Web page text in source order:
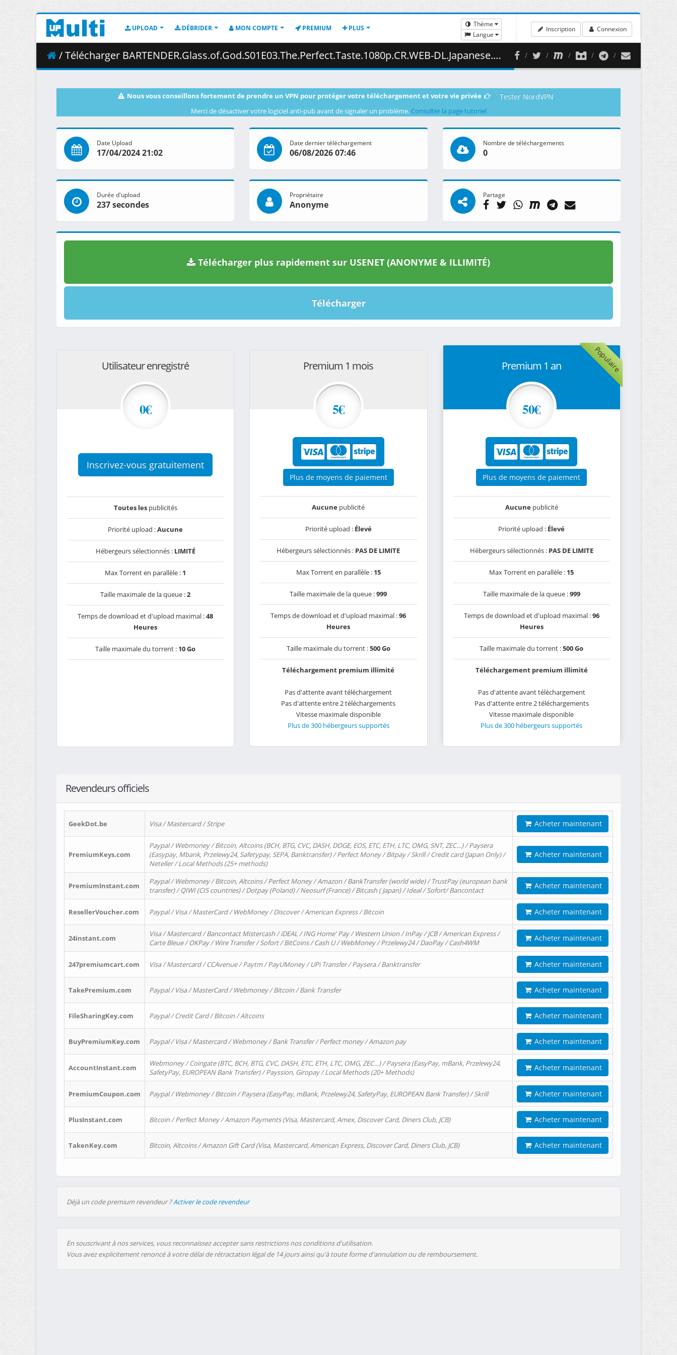
UPLOAD DÉBRIDER MON COMPTE PREMIUM PLUS
Thème
Langue
Inscription Connexion
/ Télécharger BARTENDER.Glass.of.God.S01E03.The.Perfect.Taste.1080p.CR.WEB-DL.Japanese.AAC2.0.H.264.MSubs-ToonsHub.mkv.003 ( 461.63 MB )
Nous vous conseillons fortement de prendre un VPN pour protéger votre téléchargement et votre vie privée Tester NordVPN
Merci de désactiver votre logiciel anti-pub avant de signaler un problème. Consulter la page tutoriel
Date Upload
17/04/2024 21:02
Date dernier téléchargement
06/08/2026 07:46
Nombre de téléchargements
0
Durée d'upload
237 secondes
Propriétaire
Anonyme
Partage
Télécharger plus rapidement sur USENET (ANONYME & ILLIMITÉ)
Télécharger
Utilisateur enregistré
0€
Inscrivez-vous gratuitement
Toutes lespublicités
Priorité upload :Aucune
Hébergeurs sélectionnés : LIMITÉ
Max Torrent en parallèle : 1
Taille maximale de la queue :2
Temps de download et d'upload maximal :48
Heures
Taille maximale du torrent : 10 Go
Premium 1 mois
5€
Plus de moyens de paiement
Aucune publicité
Priorité upload : Élevé
Hébergeurs sélectionnés : PAS DE LIMITE
Max Torrent en parallèle : 15
Taille maximale de la queue :999
Temps de download et d'upload maximal :96
Heures
Taille maximale du torrent :500 Go
Téléchargement premium illimité
Pas d'attente avant téléchargement
Pas d'attente entre 2 téléchargements
Vitesse maximale disponible
Plus de 300 hébergeurs supportés
Populaire
Premium 1 an
50€
Plus de moyens de paiement
Aucunepublicité
Priorité upload : Élevé
Hébergeurs sélectionnés : PAS DE LIMITE
Max Torrent en parallèle : 15
Taille maximale de la queue :999
Temps de download et d'upload maximal :96
Heures
Taille maximale du torrent :500 Go
Téléchargement premium illimité
Pas d'attente avant téléchargement
Pas d'attente entre 2 téléchargements
Vitesse maximale disponible
Plus de 300 hébergeurs supportés
Revendeurs officiels
GeekDot.be Visa / Mastercard / Stripe Acheter maintenant
PremiumKeys.com
Paypal / Webmoney / Bitcoin, Altcoins (BCH, BTG, CVC, DASH, DOGE, EOS, ETC, ETH, LTC, OMG, SNT, ZEC…) / Paysera
(Easypay, Mbank, Przelewy24, Safetypay, SEPA, Banktransfer) / Perfect Money / Bitpay / Skrill / Credit card (Japan Only) /
Neteller / Local Methods (25+ methods)
Acheter maintenant
PremiumInstant.com
Paypal / Webmoney / Bitcoin, Altcoins / Perfect Money / Amazon / BankTransfer (world wide) / TrustPay (european bank
transfer) / QIWI (CIS countries) / Dotpay (Poland) / Neosurf (France) / Bitcash ( Japan) / Ideal / Sofort/ Bancontact
Acheter maintenant
ResellerVoucher.com Paypal / Visa / MasterCard / WebMoney / Discover / American Express / Bitcoin Acheter maintenant
24instant.com
Visa / Mastercard / Bancontact Mistercash / iDEAL / ING Home' Pay / Western Union / InPay / JCB / American Express /
Carte Bleue / OKPay / Wire Transfer / Sofort / BitCoins / Cash U / WebMoney / Przelewy24 / DaoPay / Cash4WM
Acheter maintenant
247premiumcart.com Visa / Mastercard / CCAvenue / Paytm / PayUMoney / UPi Transfer / Paysera / Banktransfer Acheter maintenant
TakePremium.com Paypal / Visa / MasterCard / Webmoney / Bitcoin / Bank Transfer Acheter maintenant
FileSharingKey.com Paypal / Credit Card / Bitcoin / Altcoins Acheter maintenant
BuyPremiumKey.com Paypal / Visa / Mastercard / Webmoney / Bank Transfer / Perfect money / Amazon pay Acheter maintenant
AccountInstant.com
Webmoney / Coingate (BTC, BCH, BTG, CVC, DASH, ETC, ETH, LTC, OMG, ZEC…) / Paysera (EasyPay, mBank, Przelewy24,
SafetyPay, EUROPEAN Bank Transfer) / Payssion, Giropay / Local Methods (20+ Methods)
Acheter maintenant
PremiumCoupon.com Paypal / Webmoney / Bitcoin / Paysera (EasyPay, mBank, Przelewy24, SafetyPay, EUROPEAN Bank Transfer) / Skrill Acheter maintenant
PlusInstant.com Bitcoin / Perfect Money / Amazon Payments (Visa, Mastercard, Amex, Discover Card, Diners Club, JCB) Acheter maintenant
TakenKey.com Bitcoin, Altcoins / Amazon Gift Card (Visa, Mastercard, American Express, Discover Card, Diners Club, JCB) Acheter maintenant
Déjà un code premium revendeur ?Activer le code revendeur
En souscrivant à nos services, vous reconnaissez accepter sans restrictions nos conditions d'utilisation.
Vous avez explicitement renoncé à votre délai de rétractation légal de 14 jours ainsi qu'à toute forme d'annulation ou de remboursement.